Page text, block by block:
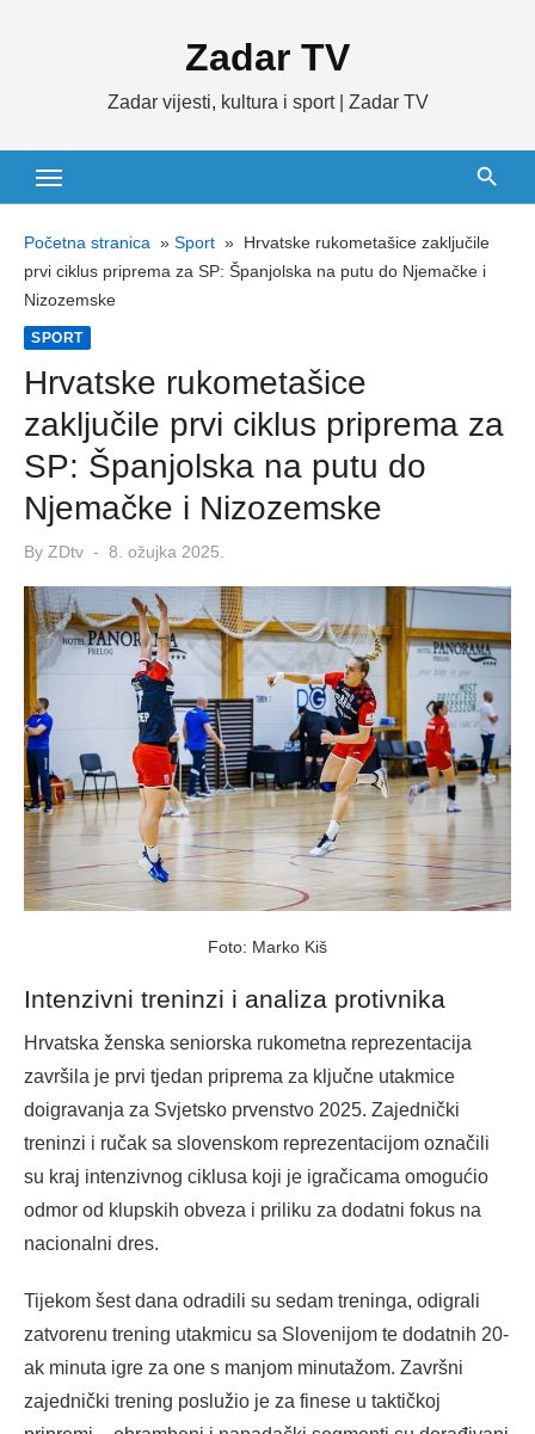
Zadar TV
Zadar vijesti, kultura i sport | Zadar TV
Početna stranica » Sport » Hrvatske rukometašice zaključile
prvi ciklus priprema za SP: Španjolska na putu do Njemačke i
Nizozemske
SPORT
Hrvatske rukometašice
zaključile prvi ciklus priprema za
SP: Španjolska na putu do
Njemačke i Nizozemske
By ZDtv
Posted
8. ožujka 2025.
Foto: Marko Kiš
Intenzivni treninzi i analiza protivnika
Hrvatska ženska seniorska rukometna reprezentacija
završila je prvi tjedan priprema za ključne utakmice
doigravanja za Svjetsko prvenstvo 2025. Zajednički
treninzi i ručak sa slovenskom reprezentacijom označili
su kraj intenzivnog ciklusa koji je igračicama omogućio
odmor od klupskih obveza i priliku za dodatni fokus na
nacionalni dres.
Tijekom šest dana odradili su sedam treninga, odigrali
zatvorenu trening utakmicu sa Slovenijom te dodatnih 20-
ak minuta igre za one s manjom minutažom. Završni
zajednički trening poslužio je za finese u taktičkoj